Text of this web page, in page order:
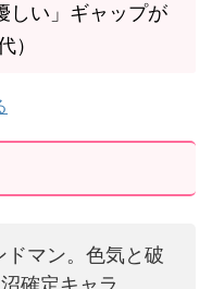
しい」ギャップが
）
マン。色気と破
確定キャラ。